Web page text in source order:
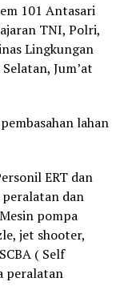
101 Antasari
TNI, Polri,
Lingkungan
Jum’at
lahan
ERT dan
dan
pompa
jet shooter,
( Self
peralatan